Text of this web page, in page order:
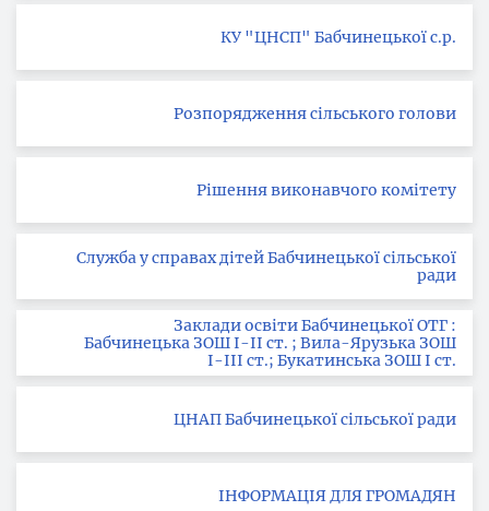
КУ "ЦНСП" Бабчинецької с.р.
Розпорядження сільського голови
Рішення виконавчого комітету
Служба у справах дітей Бабчинецької сільської
ради
Заклади освіти Бабчинецької ОТГ :
Бабчинецька ЗОШ І-ІІ ст. ; Вила-Ярузька ЗОШ
І-ІІІ ст.; Букатинська ЗОШ І ст.
ЦНАП Бабчинецької сільської ради
ІНФОРМАЦІЯ ДЛЯ ГРОМАДЯН